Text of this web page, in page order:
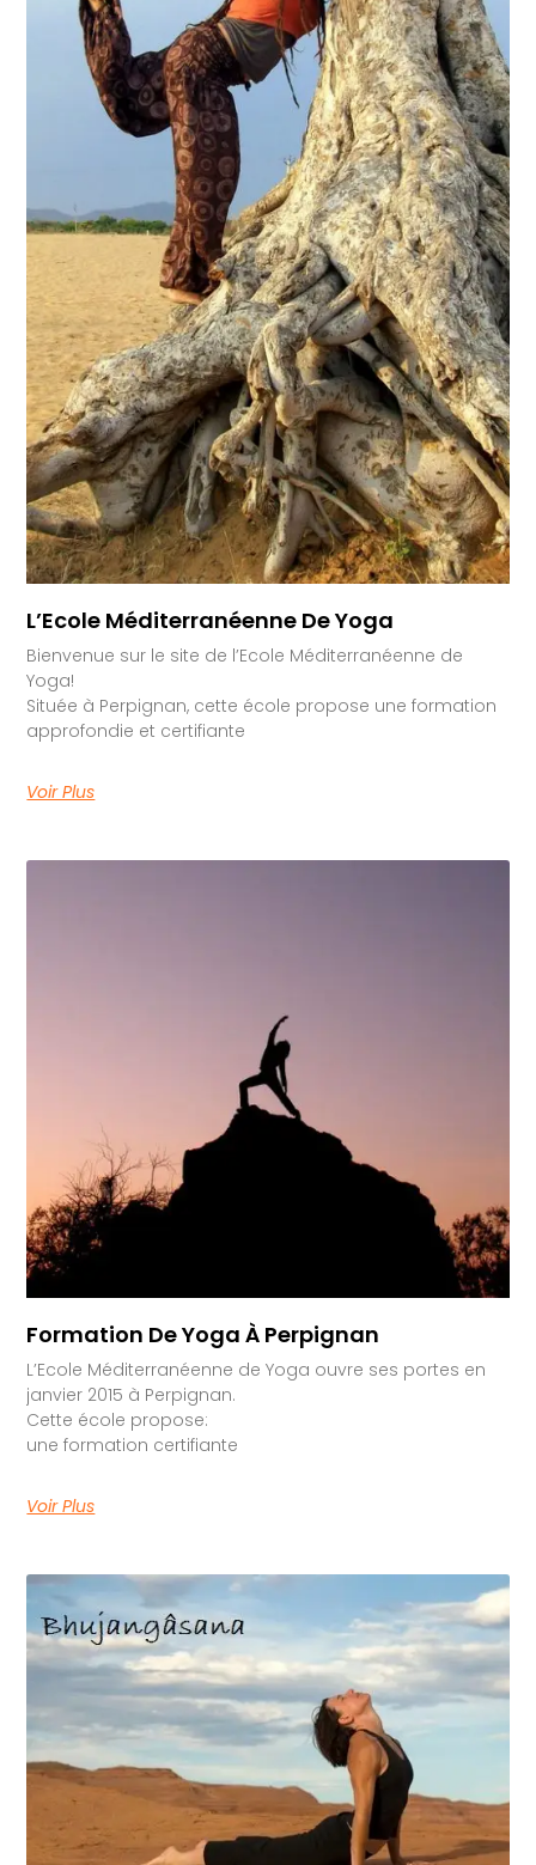
L’Ecole Méditerranéenne De Yoga
Bienvenue sur le site de l’Ecole Méditerranéenne de
Yoga!
Située à Perpignan, cette école propose une formation
approfondie et certifiante
Voir Plus
Formation De Yoga À Perpignan
L’Ecole Méditerranéenne de Yoga ouvre ses portes en
janvier 2015 à Perpignan.
Cette école propose:
une formation certifiante
Voir Plus